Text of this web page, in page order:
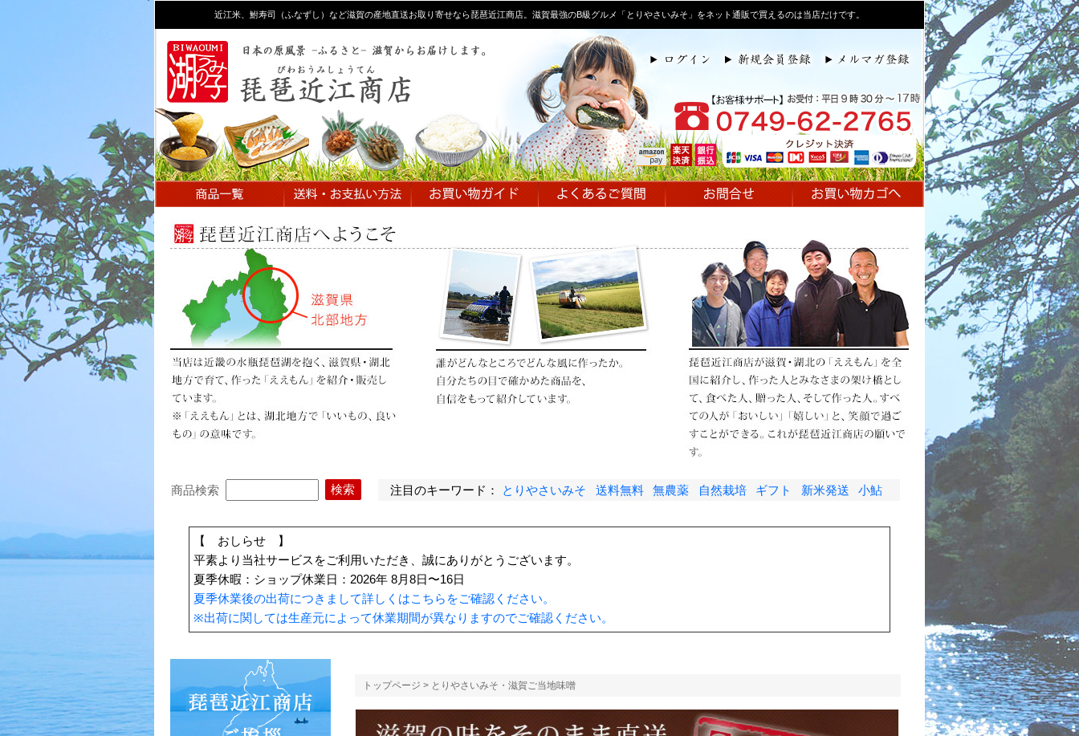
近江米、鮒寿司（ふなずし）など滋賀の産地直送お取り寄せなら琵琶近江商店。滋賀最強のB級グルメ「とりやさいみそ」をネット通販で買えるのは当店だけです。
商品検索 注目のキーワード： とりやさいみそ 送料無料 無農薬 自然栽培 ギフト 新米発送 小鮎
【 おしらせ 】
平素より当社サービスをご利用いただき、誠にありがとうございます。
夏季休暇：ショップ休業日：2026年 8月8日〜16日
夏季休業後の出荷につきまして詳しくはこちらをご確認ください。
※出荷に関しては生産元によって休業期間が異なりますのでご確認ください。
トップページ > とりやさいみそ・滋賀ご当地味噌